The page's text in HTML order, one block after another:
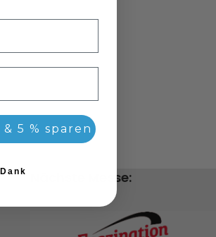
Nächste Messe:
5 % sparen